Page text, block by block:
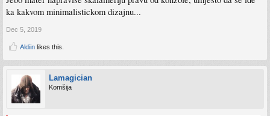
ka kakvom minimalistickom dizajnu...
Dec 5, 2019
Aldiin likes this.
Lamagician
Komšija